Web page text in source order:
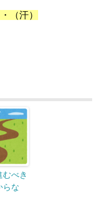
（汗）
むべき
らな